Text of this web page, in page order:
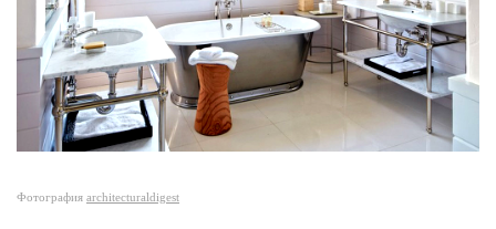
Фотография architecturaldigest